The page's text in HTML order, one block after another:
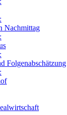
Nachmittag
Folgenabschätzung